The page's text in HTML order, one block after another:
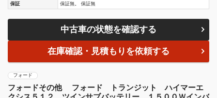
保証
保証無。 保証無
中古車の状態を確認する
在庫確認・見積もりを依頼する
フォード
フォードその他 フォード トランジット ハイマーエ